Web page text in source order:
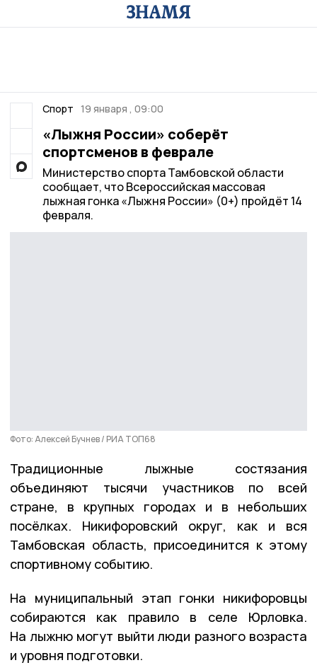
Спорт 19 января , 09:00
«Лыжня России» соберёт
спортсменов в феврале
Министерство спорта Тамбовской области
сообщает, что Всероссийская массовая
лыжная гонка «Лыжня России» (0+) пройдёт 14
февраля.
Фото: Алексей Бучнев / РИА ТОП68
Традиционные лыжные состязания
объединяют тысячи участников по всей
стране, в крупных городах и в небольших
посёлках. Никифоровский округ, как и вся
Тамбовская область, присоединится к этому
спортивному событию.
На муниципальный этап гонки никифоровцы
собираются как правило в селе Юрловка.
На лыжню могут выйти люди разного возраста
и уровня подготовки.